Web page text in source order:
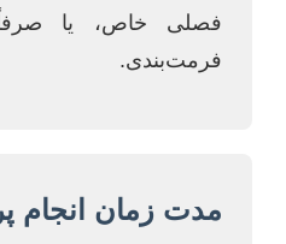
فصلی خاص، یا
فرمت‌بندی.
مدت زمان انجام